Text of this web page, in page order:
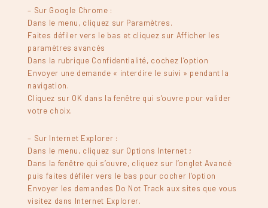
– Sur Google Chrome :
Dans le menu, cliquez sur Paramètres.
Faites défiler vers le bas et cliquez sur Afficher les
paramètres avancés
Dans la rubrique Confidentialité, cochez l’option
Envoyer une demande « interdire le suivi » pendant la
navigation.
Cliquez sur OK dans la fenêtre qui s’ouvre pour valider
votre choix.
– Sur Internet Explorer :
Dans le menu, cliquez sur Options Internet ;
Dans la fenêtre qui s’ouvre, cliquez sur l’onglet Avancé
puis faites défiler vers le bas pour cocher l’option
Envoyer les demandes Do Not Track aux sites que vous
visitez dans Internet Explorer.